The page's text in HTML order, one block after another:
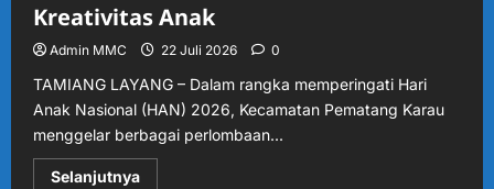
Kreativitas Anak
Admin MMC 22 Juli 2026 0
TAMIANG LAYANG – Dalam rangka memperingati Hari
Anak Nasional (HAN) 2026, Kecamatan Pematang Karau
menggelar berbagai perlombaan...
SelanjutnyaRead